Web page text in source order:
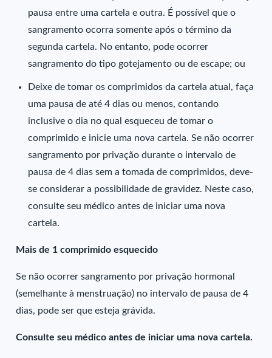
pausa entre uma cartela e outra. É possível que o
sangramento ocorra somente após o término da
segunda cartela. No entanto, pode ocorrer
sangramento do tipo gotejamento ou de escape; ou
Deixe de tomar os comprimidos da cartela atual, faça
uma pausa de até 4 dias ou menos, contando
inclusive o dia no qual esqueceu de tomar o
comprimido e inicie uma nova cartela. Se não ocorrer
sangramento por privação durante o intervalo de
pausa de 4 dias sem a tomada de comprimidos, deve-
se considerar a possibilidade de gravidez. Neste caso,
consulte seu médico antes de iniciar uma nova
cartela.
Mais de 1 comprimido esquecido
Se não ocorrer sangramento por privação hormonal
(semelhante à menstruação) no intervalo de pausa de 4
dias, pode ser que esteja grávida.
Consulte seu médico antes de iniciar uma nova cartela.